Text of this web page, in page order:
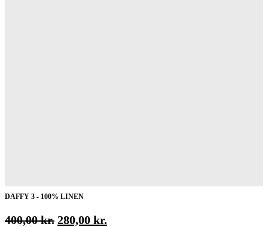
DAFFY 3 - 100% LINEN
400,00kr. Den
280,00 kr.